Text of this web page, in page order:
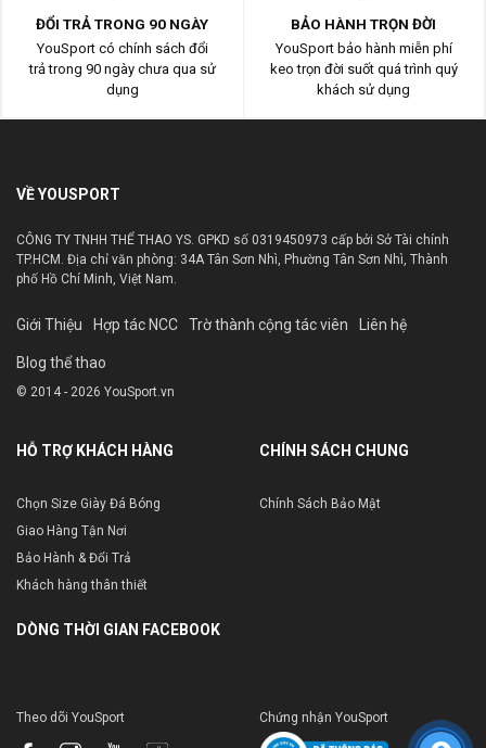
ĐỔI TRẢ TRONG 90 NGÀY
YouSport có chính sách đổi
trả trong 90 ngày chưa qua sử
dụng
BẢO HÀNH TRỌN ĐỜI
YouSport bảo hành miễn phí
keo trọn đời suốt quá trình quý
khách sử dụng
VỀ YOUSPORT
CÔNG TY TNHH THỂ THAO YS. GPKD số 0319450973 cấp bởi Sở Tài chính
TP.HCM. Địa chỉ văn phòng: 34A Tân Sơn Nhì, Phường Tân Sơn Nhì, Thành
phố Hồ Chí Minh, Việt Nam.
Giới Thiệu Hợp tác NCC Trờ thành cộng tác viên Liên hệ
Blog thể thao
© 2014 - 2026 YouSport.vn
HỖ TRỢ KHÁCH HÀNG
Chọn Size Giày Đá Bóng
Giao Hàng Tận Nơi
Bảo Hành & Đổi Trả
Khách hàng thân thiết
CHÍNH SÁCH CHUNG
Chính Sách Bảo Mật
DÒNG THỜI GIAN FACEBOOK
Theo dõi YouSport Chứng nhận YouSport